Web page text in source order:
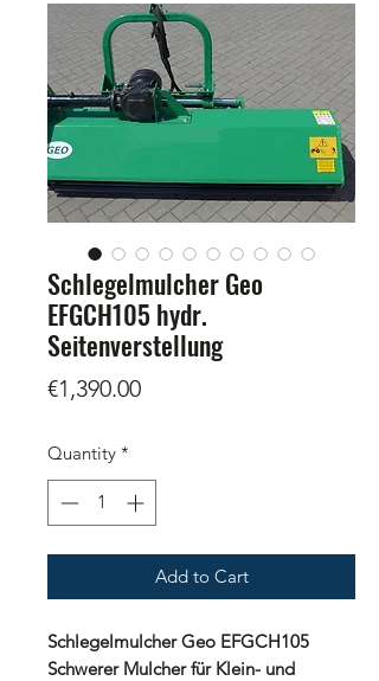
Schlegelmulcher Geo
EFGCH105 hydr.
Seitenverstellung
€1,390.00Price
Quantity *
Add to Cart
Schlegelmulcher Geo EFGCH105
Schwerer Mulcher für Klein- und